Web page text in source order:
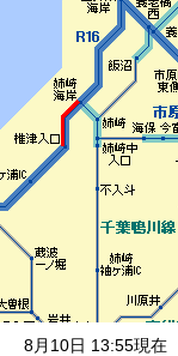
規制情報
事故 規制
8月10日 13:55現在